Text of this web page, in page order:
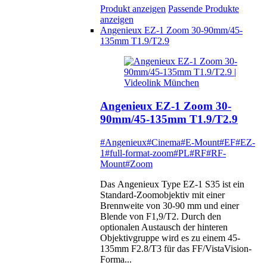
Produkt anzeigen Passende Produkte
anzeigen
Angenieux EZ-1 Zoom 30-90mm/45-
135mm T1.9/T2.9
Angenieux EZ-1 Zoom 30-
90mm/45-135mm T1.9/T2.9
#Angenieux#Cinema#E-Mount#EF#EZ-
1#full-format-zoom#PL#RF#RF-
Mount#Zoom
Das Angenieux Type EZ-1 S35 ist ein
Standard-Zoomobjektiv mit einer
Brennweite von 30-90 mm und einer
Blende von F1,9/T2. Durch den
optionalen Austausch der hinteren
Objektivgruppe wird es zu einem 45-
135mm F2.8/T3 für das FF/VistaVision-
Forma...